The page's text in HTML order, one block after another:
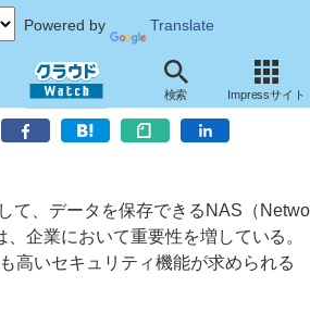
Powered by Translate
検索 Impressサイト
、バッファローの「TeraStation TS-
て、データを保存できるNAS（Netwo
企業において重要性を増している。
高いセキュリティ機能が求められる